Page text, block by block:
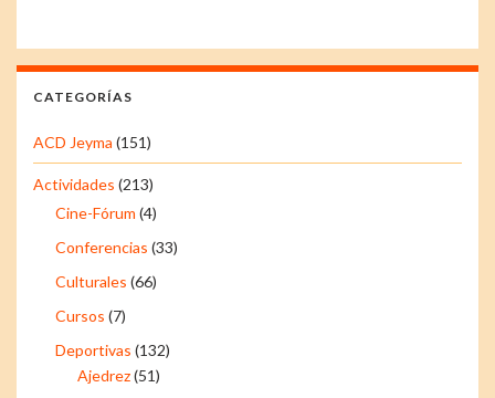
CATEGORÍAS
ACD Jeyma (151)
Actividades (213)
Cine-Fórum (4)
Conferencias (33)
Culturales (66)
Cursos (7)
Deportivas (132)
Ajedrez(51)